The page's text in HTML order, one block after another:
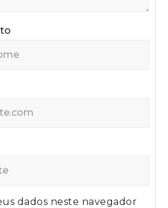
dados neste navegador